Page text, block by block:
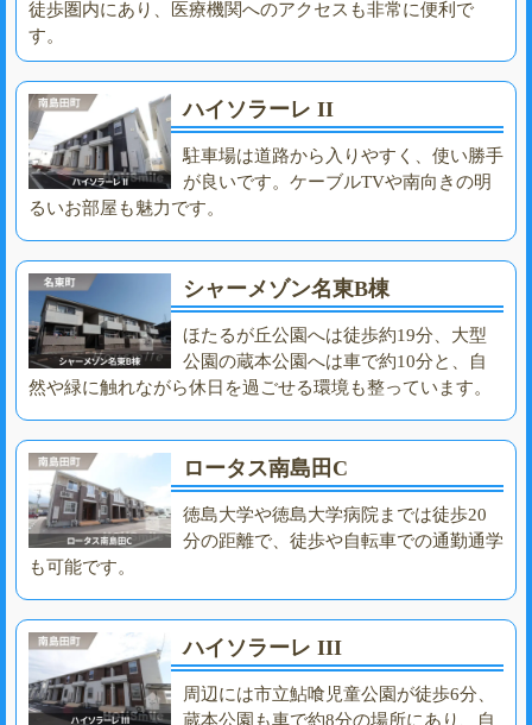
徒歩圏内にあり、医療機関へのアクセスも非常に便利で
す。
ハイソラーレ II
駐車場は道路から入りやすく、使い勝手
が良いです。ケーブルTVや南向きの明
るいお部屋も魅力です。
シャーメゾン名東B棟
ほたるが丘公園へは徒歩約19分、大型
公園の蔵本公園へは車で約10分と、自
然や緑に触れながら休日を過ごせる環境も整っています。
ロータス南島田C
徳島大学や徳島大学病院までは徒歩20
分の距離で、徒歩や自転車での通勤通学
も可能です。
ハイソラーレ III
周辺には市立鮎喰児童公園が徒歩6分、
蔵本公園も車で約8分の場所にあり、自